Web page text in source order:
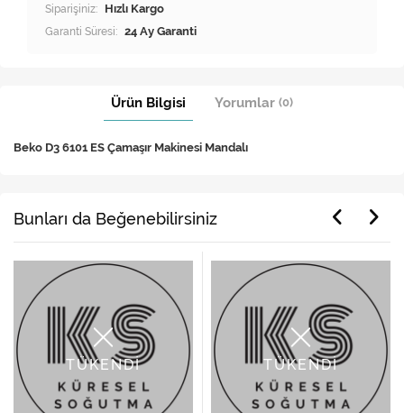
Siparişiniz: Hızlı Kargo
Garanti Süresi: 24 Ay Garanti
Ürün Bilgisi Yorumlar (0)
Beko D3 6101 ES Çamaşır Makinesi Mandalı
Bunları da Beğenebilirsiniz
TÜKENDİ TÜKENDİ